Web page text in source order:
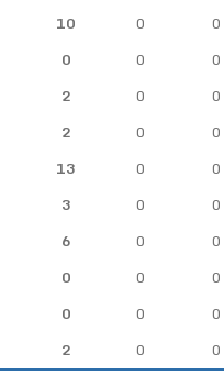
10 0
0
0 0
0
2 0
0
2 0
0
13 0
0
3 0
0
6 0
0
0 0
0
0 0
0
2 0
0